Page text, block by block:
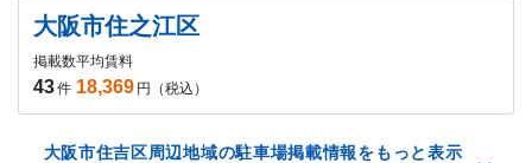
大阪市住之江区
掲載数
43件
平均賃料
18,369 円（税込）
大阪市住吉区周辺地域の駐車場掲載情報をもっと表示